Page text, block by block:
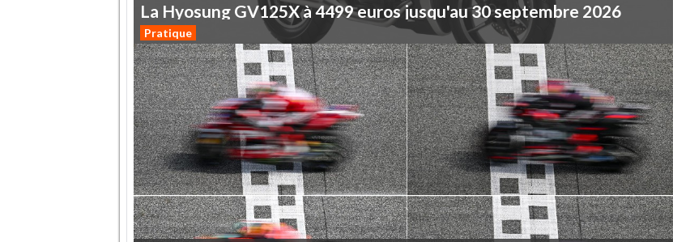
La Hyosung GV125Xà4499eurosjusqu'au 30septembre 2026
Pratique